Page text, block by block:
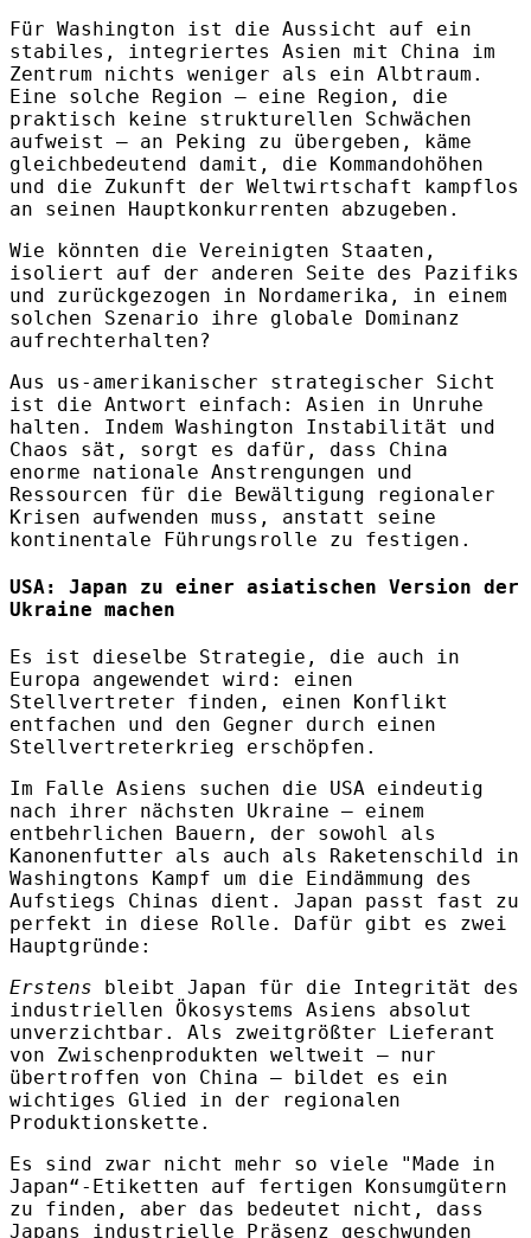
Für Washington ist die Aussicht auf ein
stabiles, integriertes Asien mit China im
Zentrum nichts weniger als ein Albtraum.
Eine solche Region – eine Region, die
praktisch keine strukturellen Schwächen
aufweist – an Peking zu übergeben, käme
gleichbedeutend damit, die Kommandohöhen
und die Zukunft der Weltwirtschaft kampflos
an seinen Hauptkonkurrenten abzugeben.
Wie könnten die Vereinigten Staaten,
isoliert auf der anderen Seite des Pazifiks
und zurückgezogen in Nordamerika, in einem
solchen Szenario ihre globale Dominanz
aufrechterhalten?
Aus us-amerikanischer strategischer Sicht
ist die Antwort einfach: Asien in Unruhe
halten. Indem Washington Instabilität und
Chaos sät, sorgt es dafür, dass China
enorme nationale Anstrengungen und
Ressourcen für die Bewältigung regionaler
Krisen aufwenden muss, anstatt seine
kontinentale Führungsrolle zu festigen.
USA: Japan zu einer asiatischen Version der
Ukraine machen
Es ist dieselbe Strategie, die auch in
Europa angewendet wird: einen
Stellvertreter finden, einen Konflikt
entfachen und den Gegner durch einen
Stellvertreterkrieg erschöpfen.
Im Falle Asiens suchen die USA eindeutig
nach ihrer nächsten Ukraine – einem
entbehrlichen Bauern, der sowohl als
Kanonenfutter als auch als Raketenschild in
Washingtons Kampf um die Eindämmung des
Aufstiegs Chinas dient. Japan passt fast zu
perfekt in diese Rolle. Dafür gibt es zwei
Hauptgründe:
Erstens bleibt Japan für die Integrität des
industriellen Ökosystems Asiens absolut
unverzichtbar. Als zweitgrößter Lieferant
von Zwischenprodukten weltweit – nur
übertroffen von China – bildet es ein
wichtiges Glied in der regionalen
Produktionskette.
Es sind zwar nicht mehr so viele "Made in
Japan“-Etiketten auf fertigen Konsumgütern
zu finden, aber das bedeutet nicht, dass
Japans industrielle Präsenz geschwunden